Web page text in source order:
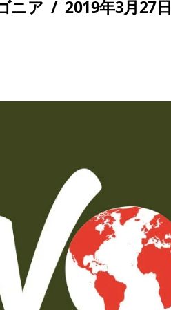
ニア / 2019年3月27日